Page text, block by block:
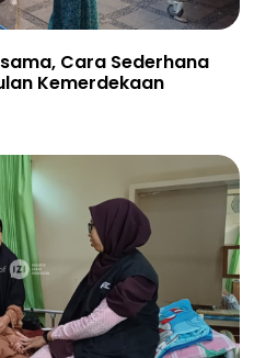
Cara Sederhana
Kemerdekaan